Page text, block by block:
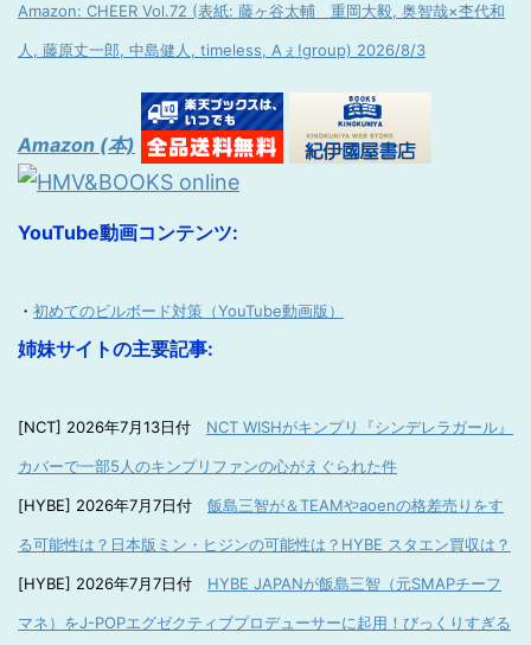
Amazon: CHEER Vol.72 (表紙: 藤ヶ谷太輔 重岡大毅, 奥智哉×杢代和
人, 藤原丈一郎, 中島健人, timeless, Aぇ!group) 2026/8/3
Amazon (本)
YouTube動画コンテンツ:
・ 初めてのビルボード対策（YouTube動画版）
姉妹サイトの主要記事:
[NCT] 2026年7月13日付 NCT WISHがキンプリ『シンデレラガール』
カバーで一部5人のキンプリファンの心がえぐられた件
[HYBE] 2026年7月7日付 飯島三智が＆TEAMやaoenの格差売りをす
る可能性は？日本版ミン・ヒジンの可能性は？HYBE スタエン買収は？
[HYBE] 2026年7月7日付 HYBE JAPANが飯島三智（元SMAPチーフ
マネ）をJ-POPエグゼクティブプロデューサーに起用！びっくりすぎる